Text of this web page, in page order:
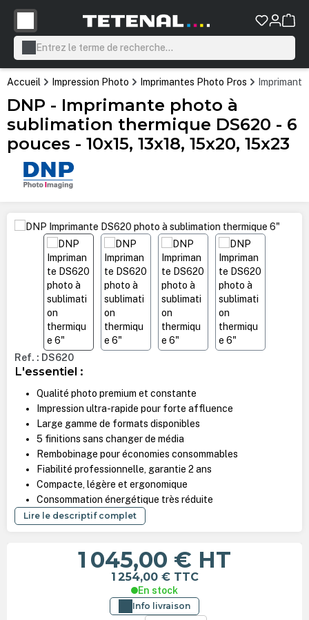
principal
Accueil Impression Photo Imprimantes Photo Pros
DNP - Imprimante photo à
sublimation thermique DS620 - 6
pouces - 10x15, 13x18, 15x20, 15x23
Ignorer la galerie d'images
Ref. : DS620
L'essentiel :
Qualité photo premium et constante
Impression ultra-rapide pour forte affluence
Large gamme de formats disponibles
5 finitions sans changer de média
Rembobinage pour économies consommables
Fiabilité professionnelle, garantie 2 ans
Compacte, légère et ergonomique
Consommation énergétique très réduite
Lire le descriptif complet
1 045,00 € HT
1 254,00 € TTC
En stock
Info livraison